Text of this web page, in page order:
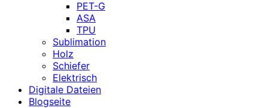
PET-G
ASA
TPU
Sublimation
Holz
Schiefer
Elektrisch
Digitale Dateien
Blogseite